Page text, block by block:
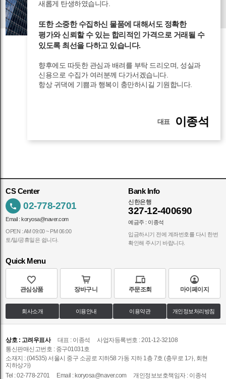
새롭게 탄생하였습니다.
또한 소중한 수집하신 물품에 대해서도 정확한
평가와 신뢰할 수 있는 합리적인 가격으로 거래될 수
있도록 최선을 다하고 있습니다.
향후에도 따듯한 관심과 배려를 부탁 드리오며, 성실과
신용으로 수집가 여러분께 다가서겠습니다.
항상 귀댁에 기쁨과 행복이 충만하시길 기원합니다.
대표 이종석
CS Center
02-778-2701
Email :koryosa@naver.com
OPEN : AM 09:00 ~ PM 06:00
토/일/공휴일은 쉽니다.
Bank Info
신한은행
327-12-400690
예금주 : 이종석
입금하시기 전에 계좌번호를 다시 한번
확인해 주시기 바랍니다.
Quick Menu
관심상품 장바구니 주문조회 마이페이지
회사소개 이용안내 이용약관 개인정보처리방침
상호 : 고려우표사 대표 : 이종석
사업자등록번호 : 201-12-32108
통신판매신고번호 : 중구01031호
소재지 : (04535) 서울시 중구 소공로 지하58 가동 지하 1층 7호 (충무로 1가, 회현
지하상가)
Tel : 02-778-2701
Email :koryosa@naver.com 개인정보보호책임자 : 이종석